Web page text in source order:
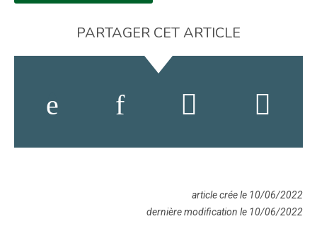
PARTAGER CET ARTICLE
article crée le 10/06/2022
dernière modification le 10/06/2022